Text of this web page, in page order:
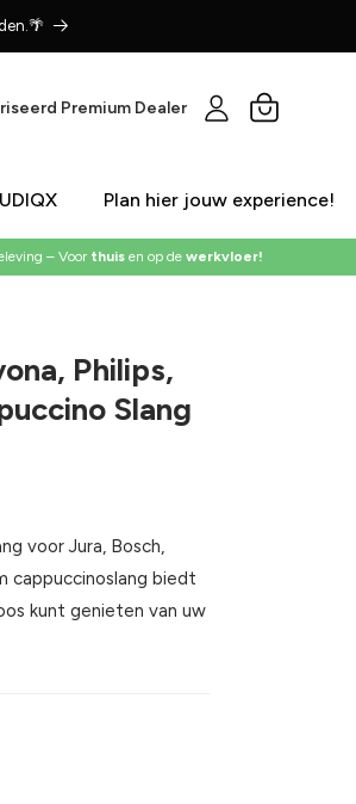
Premium Dealer Winkelwagen
Plan hier jouw experience!
– Voor thuisen op de werkvloer!
Philips,
Slang
voor Jura, Bosch,
cappuccinoslang biedt
kunt genieten van uw